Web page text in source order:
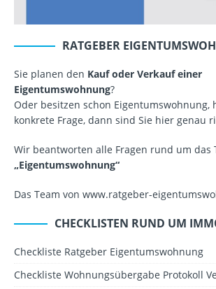
RATGEBER
Sie planen den Kauf oder Verkauf einer
Eigentumswohnung?
Oder besitzen schon Eigentumswohnung,
konkrete Frage, dann sind Sie hier genau
Wir beantworten alle Fragen rund um das
„Eigentumswohnung“
Das Team von www.ratgeber-
CHECKLISTEN RUND UM
Checkliste Ratgeber Eigentumswohnung
Checkliste Wohnungsübergabe Protokoll